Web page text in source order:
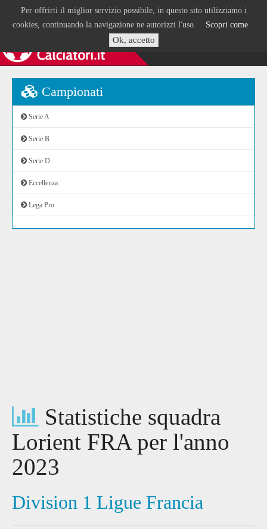
Per offrirti il miglior servizio possibile, in questo sito utilizziamo i
cookies, continuando la navigazione ne autorizzi l'uso. Scopri come
Ok, accetto
Campionati
Serie A
Serie B
Serie D
Eccellenza
Lega Pro
Statistiche squadra
Lorient FRA per l'anno
2023
Division 1 Ligue Francia